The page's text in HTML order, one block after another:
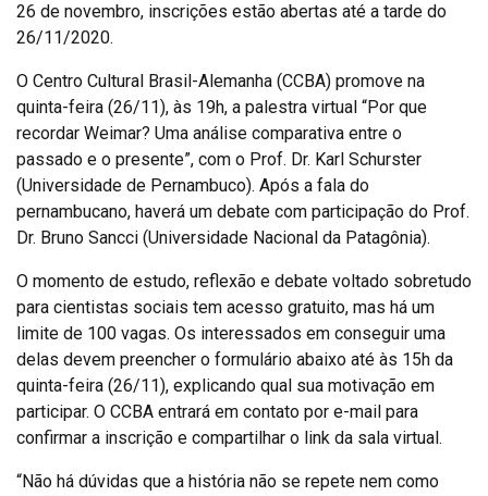
26 de novembro, inscrições estão abertas até a tarde do
26/11/2020.
O Centro Cultural Brasil-Alemanha (CCBA) promove na
quinta-feira (26/11), às 19h, a palestra virtual “Por que
recordar Weimar? Uma análise comparativa entre o
passado e o presente”, com o Prof. Dr. Karl Schurster
(Universidade de Pernambuco). Após a fala do
pernambucano, haverá um debate com participação do Prof.
Dr. Bruno Sancci (Universidade Nacional da Patagônia).
O momento de estudo, reflexão e debate voltado sobretudo
para cientistas sociais tem acesso gratuito, mas há um
limite de 100 vagas. Os interessados em conseguir uma
delas devem preencher o formulário abaixo até às 15h da
quinta-feira (26/11), explicando qual sua motivação em
participar. O CCBA entrará em contato por e-mail para
confirmar a inscrição e compartilhar o link da sala virtual.
“Não há dúvidas que a história não se repete nem como